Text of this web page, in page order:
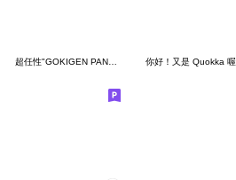
你好！又是 Quokka 喔